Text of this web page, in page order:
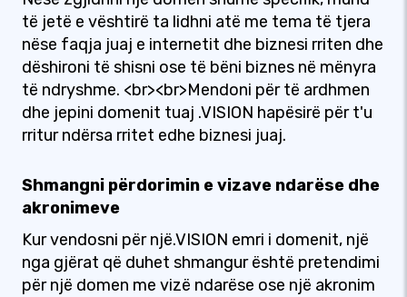
të jetë e vështirë ta lidhni atë me tema të tjera
nëse faqja juaj e internetit dhe biznesi rriten dhe
dëshironi të shisni ose të bëni biznes në mënyra
të ndryshme. <br><br>Mendoni për të ardhmen
dhe jepini domenit tuaj .VISION hapësirë për t'u
rritur ndërsa rritet edhe biznesi juaj.
Shmangni përdorimin e vizave ndarëse dhe
akronimeve
Kur vendosni për një.VISION emri i domenit, një
nga gjërat që duhet shmangur është pretendimi
për një domen me vizë ndarëse ose një akronim